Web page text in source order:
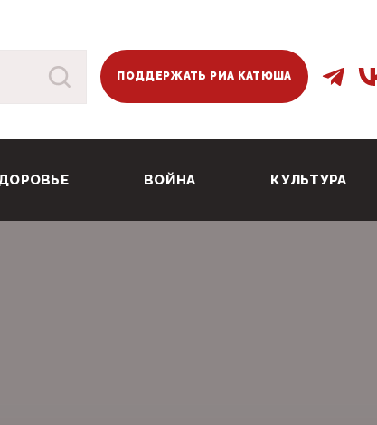
ПОДДЕРЖАТЬ РИА КАТЮША
ВОЙНА КУЛЬТУРА